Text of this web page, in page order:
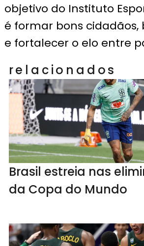
objetivo do Instituto
é formar bons cidadãos,
e fortalecer o elo entre
relacionados
Brasil estreia nas
da Copa do Mundo